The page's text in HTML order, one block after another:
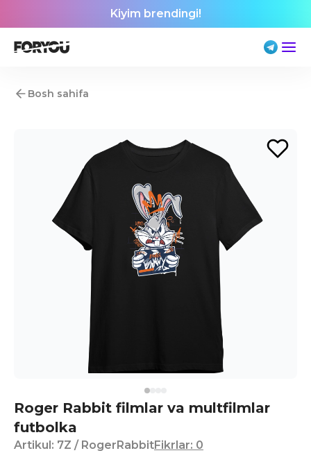
Kiyim brendingi!
Bosh sahifa
Roger Rabbit filmlar va multfilmlar
futbolka
Artikul: 7Z / RogerRabbitFikrlar: 0